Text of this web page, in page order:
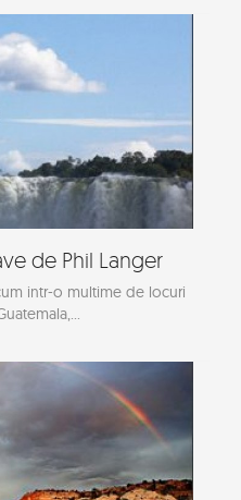
de Phil Langer
intr-o multime de locuri